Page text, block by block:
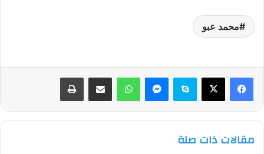
محمد عبو
فيسبوك سكايب واتساب
مقالات ذات صلة